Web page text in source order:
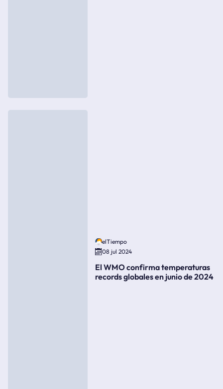
elTiempo
08 jul 2024
El WMO confirma temperaturas
records globales en junio de 2024